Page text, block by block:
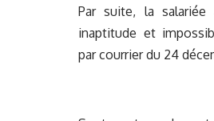
Par suite, la
inaptitude et
par courrier du 24